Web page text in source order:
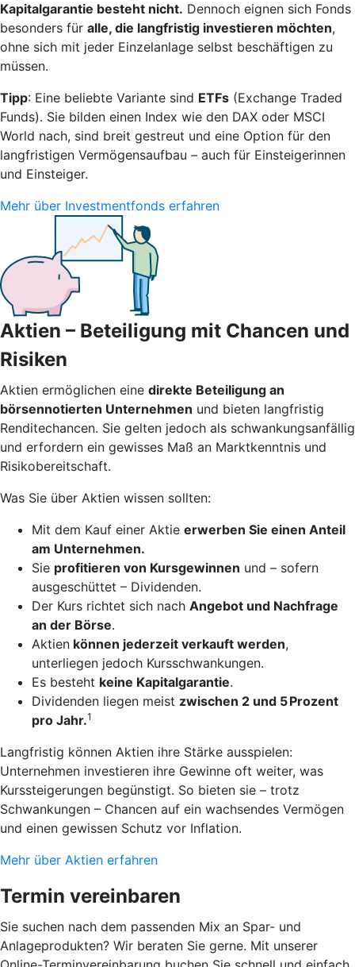
Kapitalgarantie besteht nicht. Dennoch eignen sich Fonds
besonders für alle, die langfristig investieren möchten,
ohne sich mit jeder Einzelanlage selbst beschäftigen zu
müssen.
Tipp: Eine beliebte Variante sind ETFs (Exchange Traded
Funds). Sie bilden einen Index wie den DAX oder MSCI
World nach, sind breit gestreut und eine Option für den
langfristigen Vermögensaufbau – auch für Einsteigerinnen
und Einsteiger.
Mehr über Investmentfonds erfahren
Aktien – Beteiligung mit Chancen und
Risiken
Aktien ermöglichen eine direkte Beteiligung an
börsennotierten Unternehmen und bieten langfristig
Renditechancen. Sie gelten jedoch als schwankungsanfällig
und erfordern ein gewisses Maß an Marktkenntnis und
Risikobereitschaft.
Was Sie über Aktien wissen sollten:
Mit dem Kauf einer Aktie erwerben Sie einen Anteil
am Unternehmen.
Sie profitieren von Kursgewinnen und – sofern
ausgeschüttet – Dividenden.
Der Kurs richtet sich nach Angebot und Nachfrage
an der Börse.
Aktien können jederzeit verkauft werden,
unterliegen jedoch Kursschwankungen.
Es besteht keine Kapitalgarantie.
Dividenden liegen meist zwischen 2 und 5 Prozent
pro Jahr.1
Langfristig können Aktien ihre Stärke ausspielen:
Unternehmen investieren ihre Gewinne oft weiter, was
Kurssteigerungen begünstigt. So bieten sie – trotz
Schwankungen – Chancen auf ein wachsendes Vermögen
und einen gewissen Schutz vor Inflation.
Mehr über Aktien erfahren
Termin vereinbaren
Sie suchen nach dem passenden Mix an Spar- und
Anlageprodukten? Wir beraten Sie gerne. Mit unserer